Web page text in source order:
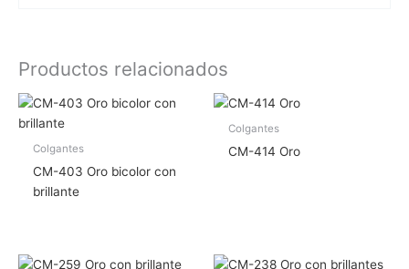
Productos relacionados
Colgantes
CM-403 Oro bicolor con
brillante
Colgantes
CM-414 Oro